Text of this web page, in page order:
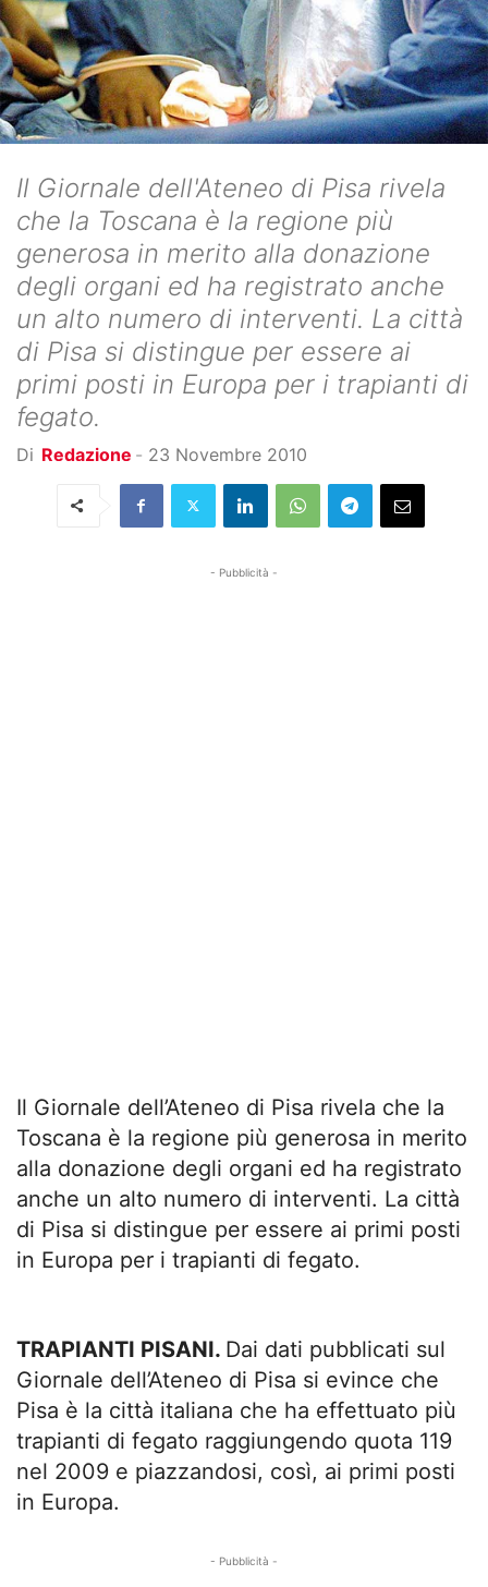
Il Giornale dell'Ateneo di Pisa rivela
che la Toscana è la regione più
generosa in merito alla donazione
degli organi ed ha registrato anche
un alto numero di interventi. La città
di Pisa si distingue per essere ai
primi posti in Europa per i trapianti di
fegato.
Di Redazione - 23 Novembre 2010
- Pubblicità -
Il Giornale dell’Ateneo di Pisa rivela che la
Toscana è la regione più generosa in merito
alla donazione degli organi ed ha registrato
anche un alto numero di interventi. La città
di Pisa si distingue per essere ai primi posti
in Europa per i trapianti di fegato.
TRAPIANTI PISANI. Dai dati pubblicati sul
Giornale dell’Ateneo di Pisa si evince che
Pisa è la città italiana che ha effettuato più
trapianti di fegato raggiungendo quota 119
nel 2009 e piazzandosi, così, ai primi posti
in Europa.
- Pubblicità -